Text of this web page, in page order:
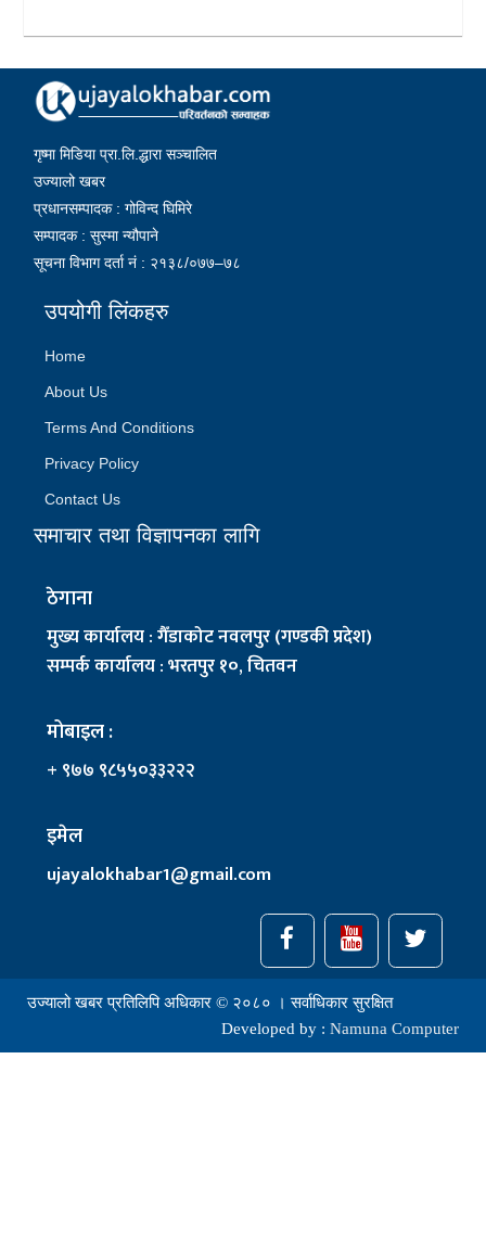
गृष्मा मिडिया प्रा.लि.द्धारा सञ्चालित
उज्यालो खबर
प्रधानसम्पादक : गोविन्द घिमिरे
सम्पादक : सुस्मा न्यौपाने
सूचना विभाग दर्ता नं : २१३८/०७७–७८
उपयोगी लिंकहरु
Home
About Us
Terms And Conditions
Privacy Policy
Contact Us
समाचार तथा विज्ञापनका लागि
ठेगाना
मुख्य कार्यालय : गैँडाकोट नवलपुर (गण्डकी प्रदेश)
सम्पर्क कार्यालय : भरतपुर १०, चितवन
मोबाइल :
+ ९७७ ९८५५०३३२२२
इमेल
ujayalokhabar1@gmail.com
उज्यालो खबर प्रतिलिपि अधिकार © २०८० । सर्वाधिकार सुरक्षित
Developed by : Namuna Computer